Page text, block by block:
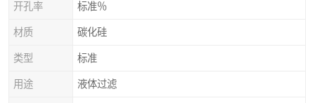
开孔率 标准％
材质 碳化硅
类型 标准
用途 液体过滤